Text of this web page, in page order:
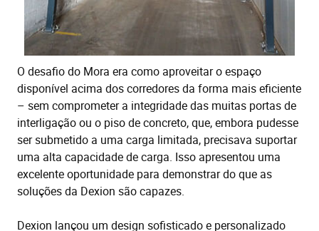
O desafio do Mora era como aproveitar o espaço
disponível acima dos corredores da forma mais eficiente
– sem comprometer a integridade das muitas portas de
interligação ou o piso de concreto, que, embora pudesse
ser submetido a uma carga limitada, precisava suportar
uma alta capacidade de carga. Isso apresentou uma
excelente oportunidade para demonstrar do que as
soluções da Dexion são capazes.
Dexion lançou um design sofisticado e personalizado